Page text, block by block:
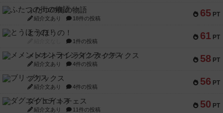
65 PT
ふたつの街の物語
紹介文あり 18件の投稿
61 PT
とうほうの！
1件の投稿
58 PT
メメントオンラインタクティクス
紹介文あり 4件の投稿
56 PT
ブリックス
紹介文あり 4件の投稿
50 PT
ダグエイトチェス
紹介文あり 11件の投稿